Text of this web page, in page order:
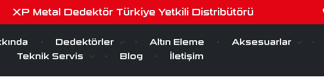
XP Metal Dedektör Türkiye Yetkili Distribütörü
Dedektörler Altın Eleme
Aksesuarlar
Teknik Servis
Blog İletişim